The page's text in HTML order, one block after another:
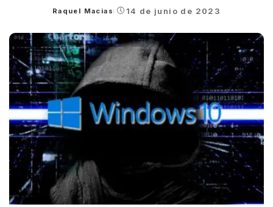
Posted
Raquel Macias 14 de junio de 2023